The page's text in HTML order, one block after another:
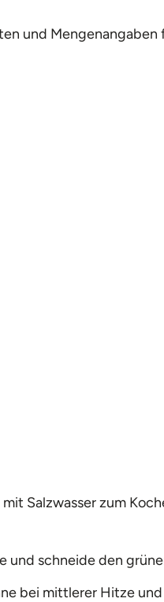
und
Salzwasser zum
und schneide den
bei mittlerer Hitze